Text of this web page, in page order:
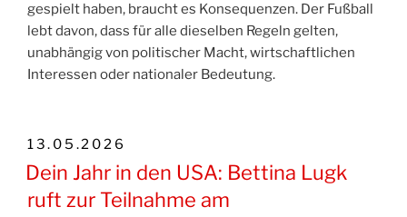
gespielt haben, braucht es Konsequenzen. Der Fußball
lebt davon, dass für alle dieselben Regeln gelten,
unabhängig von politischer Macht, wirtschaftlichen
Interessen oder nationaler Bedeutung.
VERÖFFENTLICHT
AM
13.05.2026
Dein Jahr in den USA: Bettina Lugk
ruft zur Teilnahme am